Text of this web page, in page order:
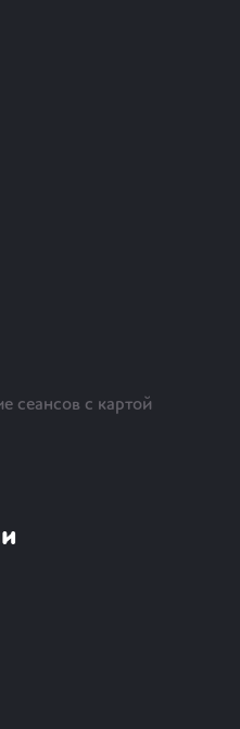
сеансов с картой